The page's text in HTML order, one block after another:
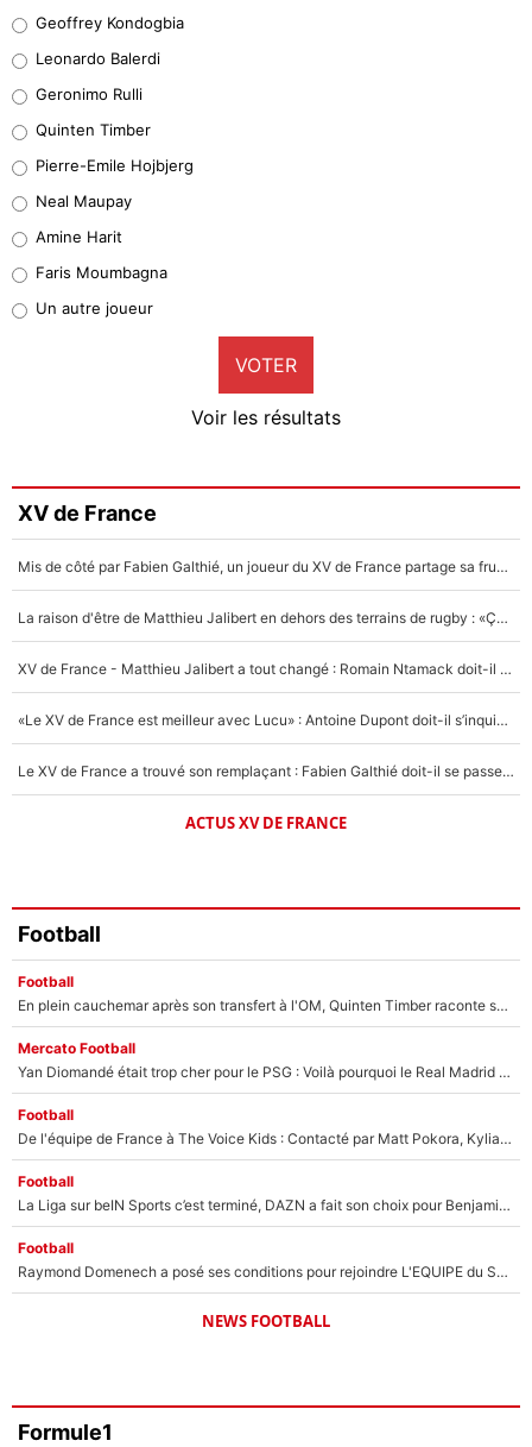
38%
32%
5%
1%
9%
Faris Moumbagna
4%
Un autre joueur
5%
Geoffrey Kondogbia
Leonardo Balerdi
Geronimo Rulli
Quinten Timber
Pierre-Emile Hojbjerg
Neal Maupay
Amine Harit
Faris Moumbagna
Un autre joueur
VOTER
Voir les résultats
XV de France
Mis de côté par Fabien Galthié, un joueur du XV de France partage sa frustration : «ils ne me l’ont pas dit tout de suite»
La raison d'être de Matthieu Jalibert en dehors des terrains de rugby : «Ça m'atteint autant que si tu touches à un membre de ma famille»
XV de France - Matthieu Jalibert a tout changé : Romain Ntamack doit-il s’inquiéter pour sa place à un an de la Coupe du monde ?
«Le XV de France est meilleur avec Lucu» : Antoine Dupont doit-il s’inquiéter pour sa place ?
Le XV de France a trouvé son remplaçant : Fabien Galthié doit-il se passer d'Antoine Dupont ?
ACTUS XV DE FRANCE
Football
Football
En plein cauchemar après son transfert à l'OM, Quinten Timber raconte ses doutes après sa signature à Marseille
Mercato Football
Yan Diomandé était trop cher pour le PSG : Voilà pourquoi le Real Madrid a accepté de payer la somme record de 140M€ pour boucler son transfert !
Football
De l'équipe de France à The Voice Kids : Contacté par Matt Pokora, Kylian Mbappé a accepté de jouer un rôle inédit sur TF1 !
Football
La Liga sur beIN Sports c’est terminé, DAZN a fait son choix pour Benjamin Da Silva et Omar Da Fonseca !
Football
Raymond Domenech a posé ses conditions pour rejoindre L'EQUIPE du Soir : Il refuse de faire l'émission avec un autre chroniqueur !
NEWS FOOTBALL
Formule1